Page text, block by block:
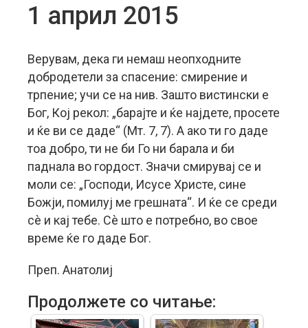
1 април 2015
Верувам, дека ги немаш неопходните
добродетели за спасение: смирение и
трпение; учи се на нив. Зашто вистински е
Бог, Кој рекол: „барајте и ќе најдете, просете
и ќе ви се даде“ (Мт. 7, 7). А ако ти го даде
тоа добро, ти не би Го ни барала и би
паднала во гордост. Значи смирувај се и
моли се: „Господи, Исусе Христе, сине
Божји, помилуј ме грешната“. И ќе се среди
сè и кај тебе. Сè што е потребно, во свое
време ќе го даде Бог.
Преп. Анатолиј
Продолжете со читање: